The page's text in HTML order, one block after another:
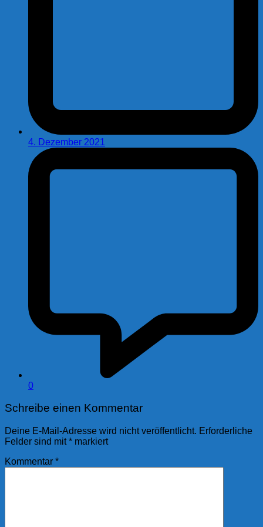
4. Dezember 2021
0
Schreibe einen Kommentar
Deine E-Mail-Adresse wird nicht veröffentlicht. Erforderliche
Felder sind mit* markiert
Kommentar *